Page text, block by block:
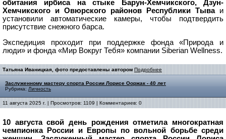
обитания ирбиса на стыке Барун-Хемчикского, Дзун-
Хемчикского и Овюрского районов Республики Тыва и
установили автоматические камеры, чтобы подтвердить
присутствие снежного барса.
Экспедиция проходит при поддержке фонда «Природа и
люди» и фонда «Мир Вокруг Тебя» компании Siberian Wellness.
Татьяна Иваницкая, фото предоставлены автором Подробнее
Заслуженному мастеру спорта России Лорисе Ооржак - 40 лет
Рубрика: Личность
11 августа 2025 г. | Просмотров: 1109 | Комментариев: 0
10 августа свой день рождения отметила многократная
чемпионка России и Европы по вольной борьбе среди